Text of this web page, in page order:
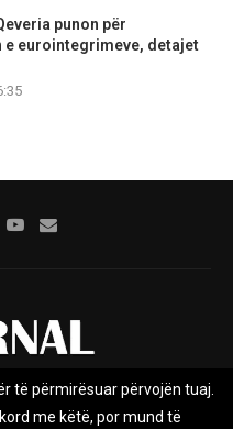
punon për
e eurointegrimeve, detajet
Marketing
Kontakt
të përmirësuar përvojën tuaj.
me këtë, por mund të